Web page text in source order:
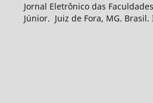
Jornal Eletrônico das
Júnior. Juiz de Fora, MG. Brasil.